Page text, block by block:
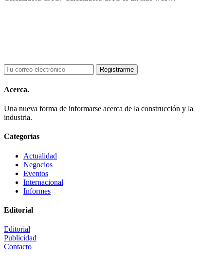
Acerca.
Una nueva forma de informarse acerca de la construcción y la
industria.
Categorías
Actualidad
Negocios
Eventos
Internacional
Informes
Editorial
Editorial
Publicidad
Contacto